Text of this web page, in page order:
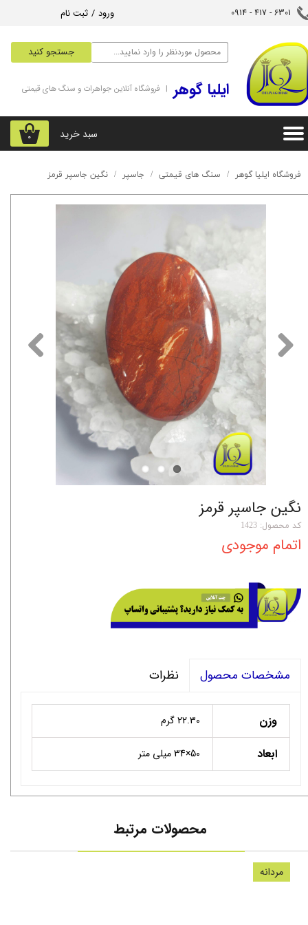
جستجو کنید
ورود / ثبت نام
تغییر گذر واژه
سفارشات
خروج از حساب کاربری
6301 - 417 - 0914​​​​​​​
۰ سبد خرید
‌ایلیا گوهر | فروشگاه آنلاین جواهرات و سنگ های قیمتی
فروشگاه ایلیا گوهر سنگ های قیمتی جاسپر نگین جاسپر قرمز
نگین جاسپر قرمز
کد محصول: 1423
اتمام موجودی
مشخصات محصول نظرات
وزن 22.30 گرم
ابعاد 50×34 میلی متر
محصولات مرتبط
مردانه